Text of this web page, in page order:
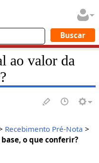
ao valor da
Recebimento Pré-Nota >
o que conferir?